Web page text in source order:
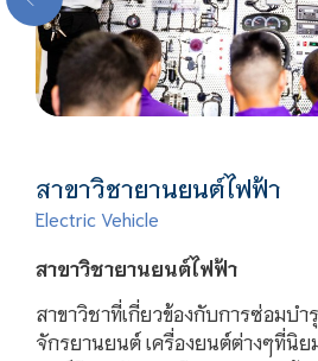
สาขาวิชายานยนต์ไฟฟ้า
Electric Vehicle
สาขาวิชายานยนต์ไฟฟ้า
สาขาวิชาที่เกี่ยวข้องกับการซ่อมบำ
จักรยานยนต์ เครื่องยนต์ต่างๆที่นิย